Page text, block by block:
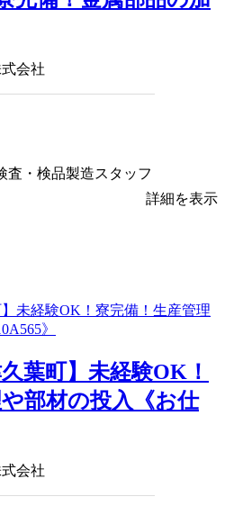
会社
査・検品製造スタッフ
詳細を表示
葉町】未経験OK！
部材の投入《お仕
会社